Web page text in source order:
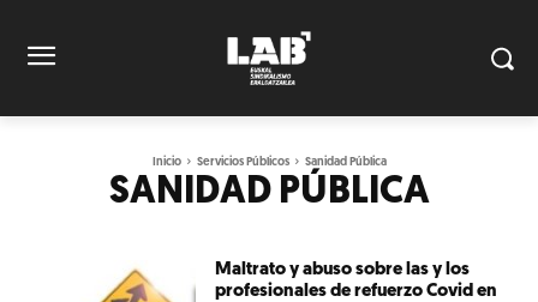
Inicio Servicios Públicos Sanidad Pública
SANIDAD PÚBLICA
Maltrato y abuso sobre las y los
profesionales de refuerzo Covid en